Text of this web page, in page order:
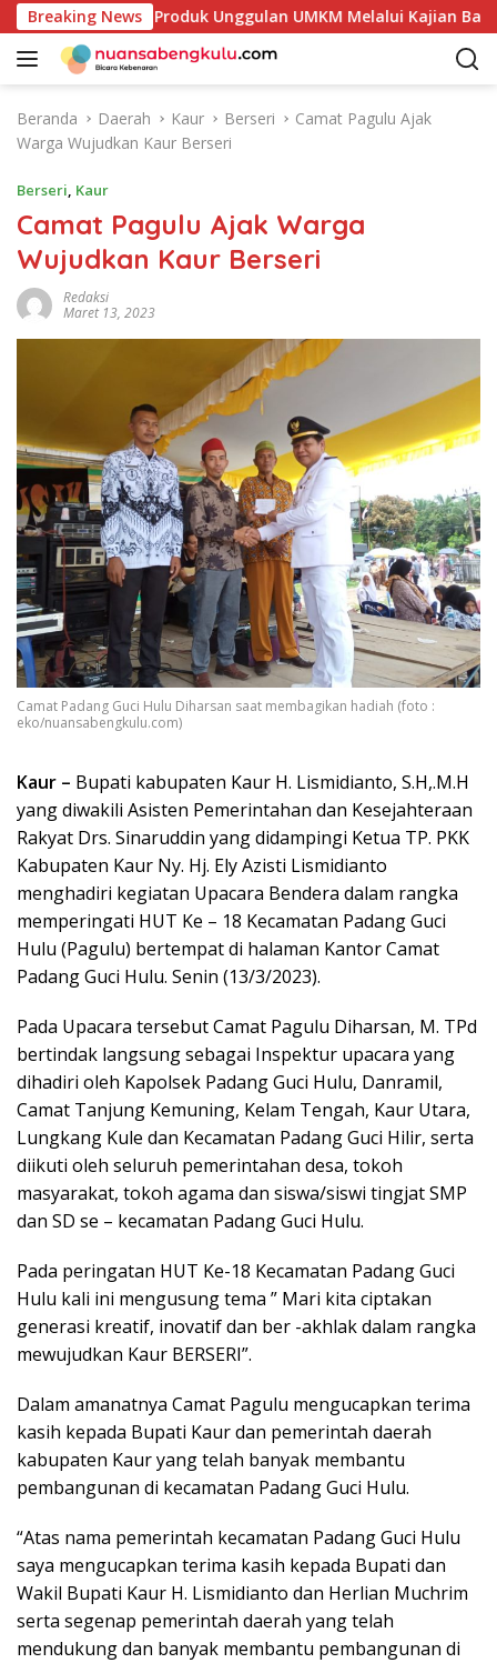
a
Breaking News
Potensi Produk Unggulan UMKM Melalui Kajian Bank
Beranda Daerah Kaur Berseri
Camat Pagulu Ajak
Warga Wujudkan Kaur Berseri
Berseri, Kaur
Camat Pagulu Ajak Warga
Wujudkan Kaur Berseri
Redaksi
Maret 13, 2023
Camat Padang Guci Hulu Diharsan saat membagikan hadiah (foto :
eko/nuansabengkulu.com)
Kaur – Bupati kabupaten Kaur H. Lismidianto, S.H,.M.H
yang diwakili Asisten Pemerintahan dan Kesejahteraan
Rakyat Drs. Sinaruddin yang didampingi Ketua TP. PKK
Kabupaten Kaur Ny. Hj. Ely Azisti Lismidianto
menghadiri kegiatan Upacara Bendera dalam rangka
memperingati HUT Ke – 18 Kecamatan Padang Guci
Hulu (Pagulu) bertempat di halaman Kantor Camat
Padang Guci Hulu. Senin (13/3/2023).
Pada Upacara tersebut Camat Pagulu Diharsan, M. TPd
bertindak langsung sebagai Inspektur upacara yang
dihadiri oleh Kapolsek Padang Guci Hulu, Danramil,
Camat Tanjung Kemuning, Kelam Tengah, Kaur Utara,
Lungkang Kule dan Kecamatan Padang Guci Hilir, serta
diikuti oleh seluruh pemerintahan desa, tokoh
masyarakat, tokoh agama dan siswa/siswi tingjat SMP
dan SD se – kecamatan Padang Guci Hulu.
Pada peringatan HUT Ke-18 Kecamatan Padang Guci
Hulu kali ini mengusung tema ” Mari kita ciptakan
generasi kreatif, inovatif dan ber -akhlak dalam rangka
mewujudkan Kaur BERSERI”.
Dalam amanatnya Camat Pagulu mengucapkan terima
kasih kepada Bupati Kaur dan pemerintah daerah
kabupaten Kaur yang telah banyak membantu
pembangunan di kecamatan Padang Guci Hulu.
“Atas nama pemerintah kecamatan Padang Guci Hulu
saya mengucapkan terima kasih kepada Bupati dan
Wakil Bupati Kaur H. Lismidianto dan Herlian Muchrim
serta segenap pemerintah daerah yang telah
mendukung dan banyak membantu pembangunan di